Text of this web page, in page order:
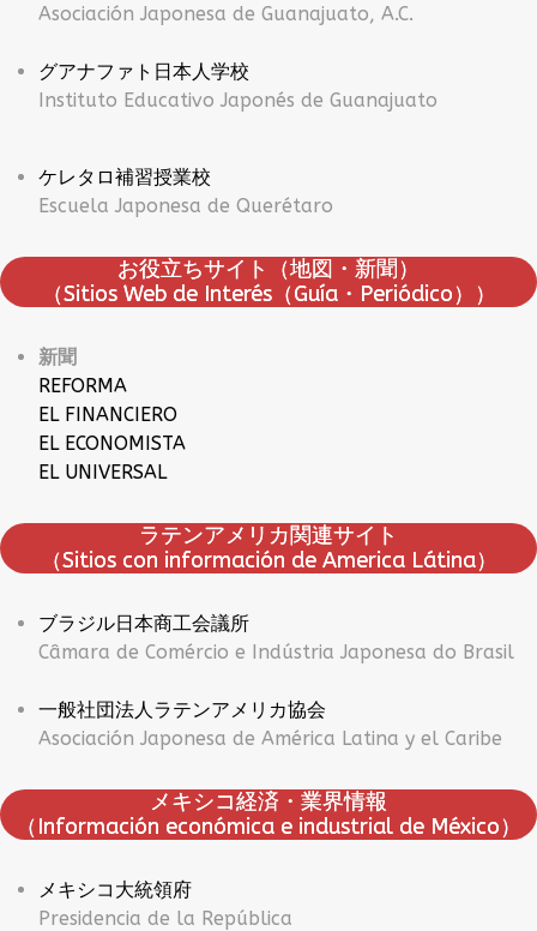
Asociación Japonesa de Guanajuato, A.C.
グアナファト日本人学校
Instituto Educativo Japonés de Guanajuato
ケレタロ補習授業校
Escuela Japonesa de Querétaro
お役立ちサイト（地図・新聞）
（Sitios Web de Interés（Guía・Periódico））
新聞
REFORMA
EL FINANCIERO
EL ECONOMISTA
EL UNIVERSAL
ラテンアメリカ関連サイト
（Sitios con información de America Látina）
ブラジル日本商工会議所
Câmara de Comércio e Indústria Japonesa do Brasil
一般社団法人ラテンアメリカ協会
Asociación Japonesa de América Latina y el Caribe
メキシコ経済・業界情報
（Información económica e industrial de México）
メキシコ大統領府
Presidencia de la República